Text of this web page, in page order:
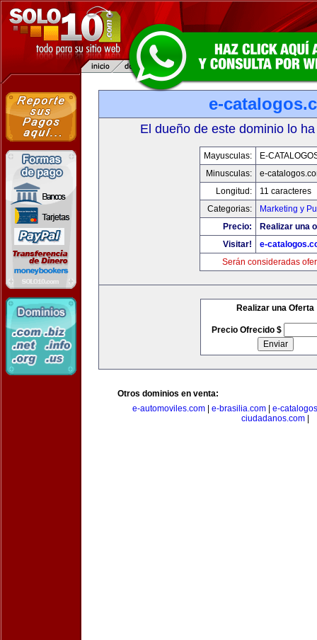
e-
El dueño de este dominio lo
Mayusculas:
E-
Minusculas:
e-
Longitud:
11 caracteres
Categorias:
Marketing y
Precio:
Realizar una
Visitar!
e-
Serán consideradas
Realizar una Oferta
Precio Ofrecido $
Otros dominios en venta:
e-automoviles.com
e-brasilia.com
e-
ciudadanos.com